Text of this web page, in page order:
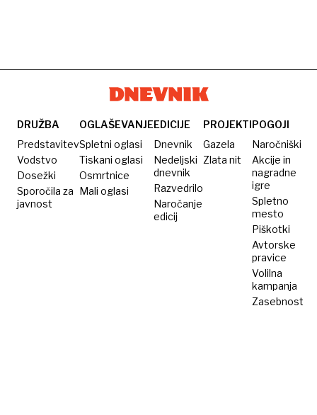
DRUŽBA
Predstavitev
Vodstvo
Dosežki
Sporočila za
javnost
OGLAŠEVANJE
Spletni oglasi
Tiskani oglasi
Osmrtnice
Mali oglasi
EDICIJE
Dnevnik
Nedeljski
dnevnik
Razvedrilo
Naročanje
edicij
PROJEKTI
Gazela
Zlata nit
POGOJI
Naročniški
Akcije in
nagradne
igre
Spletno
mesto
Piškotki
Avtorske
pravice
Volilna
kampanja
Zasebnost